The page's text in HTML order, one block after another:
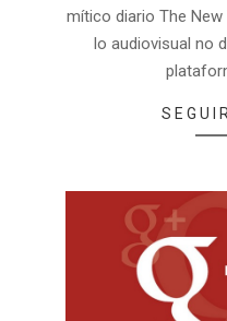
mítico diario The
lo audiovisual no